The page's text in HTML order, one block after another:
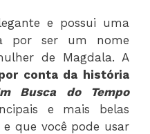
e possui uma
por ser um nome
de Magdala. A
conta da história
Busca do Tempo
e mais belas
que você pode usar